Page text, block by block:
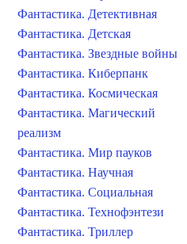
Фантастика. Детективная
Фантастика. Детская
Фантастика. Звездные войны
Фантастика. Киберпанк
Фантастика. Космическая
Фантастика. Магический
реализм
Фантастика. Мир пауков
Фантастика. Научная
Фантастика. Социальная
Фантастика. Технофэнтези
Фантастика. Триллер